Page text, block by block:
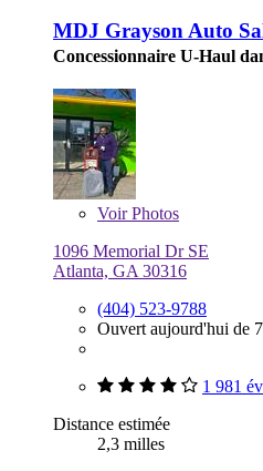
MDJ Grayson Auto
Concessionnaire U-Haul
VoirPhotos
1096 Memorial Dr SE
Atlanta, GA 30316
(404) 523-9788
Ouvert aujourd'hui de
1 981
Distance estimée
2,3 milles